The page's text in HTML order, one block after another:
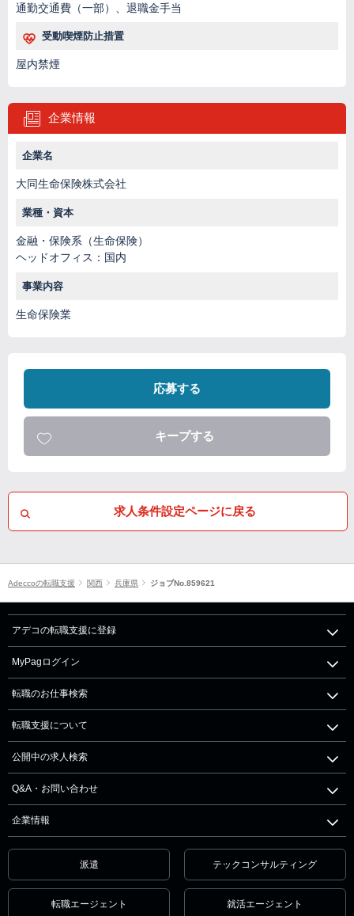
通勤交通費（一部）、退職金手当
受動喫煙防止措置
屋内禁煙
企業情報
企業名
大同生命保険株式会社
業種・資本
金融・保険系（生命保険）
ヘッドオフィス：国内
事業内容
生命保険業
応募する
キープする
求人条件設定ページに戻る
Adeccoの転職支援 関西 兵庫県 ジョブNo.859621
アデコの転職支援に登録
MyPagログイン
転職のお仕事検索
転職支援について
公開中の求人検索
Q&A・お問い合わせ
企業情報
派遣 テックコンサルティング
転職エージェント 就活エージェント